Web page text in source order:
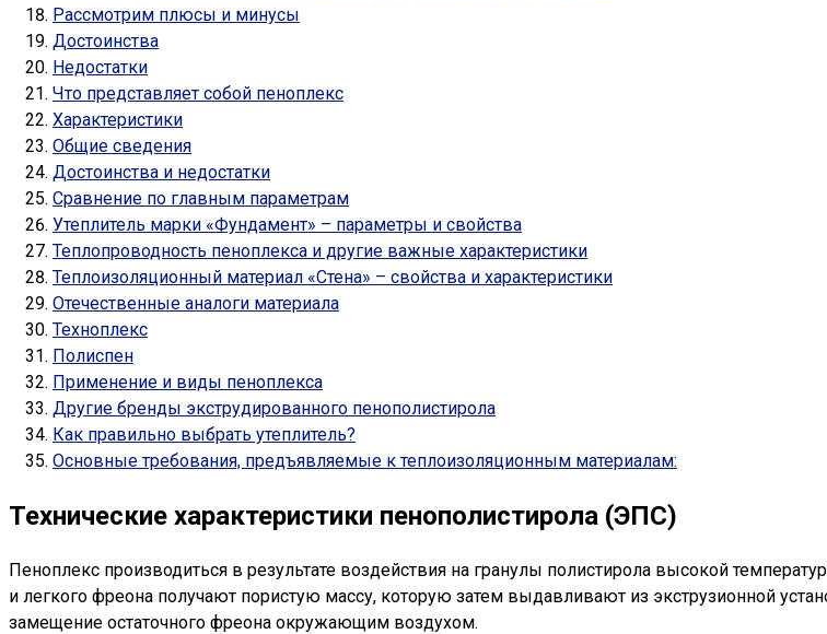
Рассмотрим плюсы и минусы
Достоинства
Недостатки
Что представляет собой пеноплекс
Характеристики
Общие сведения
Достоинства и недостатки
Сравнение по главным параметрам
Утеплитель марки «Фундамент» – параметры и свойства
Теплопроводность пеноплекса и другие важные характеристики
Теплоизоляционный материал «Стена» – свойства и характеристики
Отечественные аналоги материала
Техноплекс
Полиспен
Применение и виды пеноплекса
Другие бренды экструдированного пенополистирола
Как правильно выбрать утеплитель?
Основные требования, предъявляемые к теплоизоляционным материалам:
Технические характеристики пенополистирола (ЭПС)
Пеноплекс производиться в результате воздействия на гранулы полистирола высокой
и легкого фреона получают пористую массу, которую затем выдавливают из экструзионной
замещение остаточного фреона окружающим воздухом.